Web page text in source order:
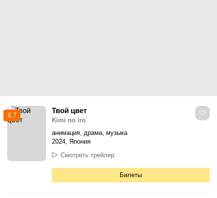
6.7
Твой цвет
Kimi no iro
анимация, драма, музыка
2024, Япония
Смотреть трейлер
Билеты